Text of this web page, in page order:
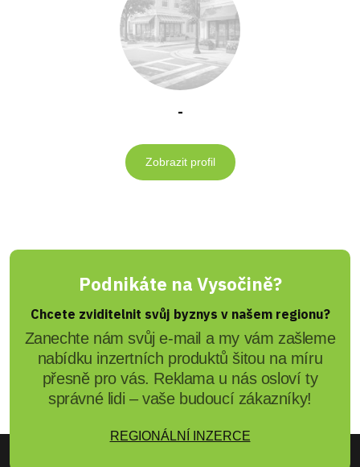
-
Zobrazit profil
Podnikáte na Vysočině?
Chcete zviditelnit svůj byznys v našem regionu?
Zanechte nám svůj e-mail a my vám zašleme
nabídku inzertních produktů šitou na míru
přesně pro vás. Reklama u nás osloví ty
správné lidi – vaše budoucí zákazníky!
REGIONÁLNÍ INZERCE